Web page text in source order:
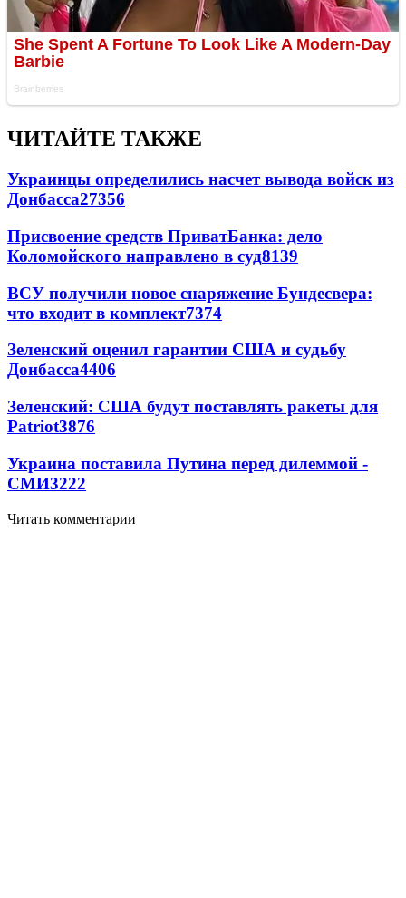
ЧИТАЙТЕ ТАКЖЕ
Украинцы определились насчет вывода войск из
Донбасса27356
Присвоение средств ПриватБанка: дело
Коломойского направлено в суд8139
ВСУ получили новое снаряжение Бундесвера:
что входит в комплект7374
Зеленский оценил гарантии США и судьбу
Донбасса4406
Зеленский: США будут поставлять ракеты для
Patriot3876
Украина поставила Путина перед дилеммой -
СМИ3222
Читать комментарии